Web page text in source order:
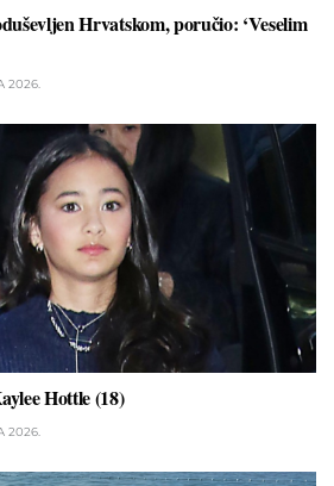
Hrvatskom, poručio: ‘Veselim
2026.
Hottle (18)
2026.